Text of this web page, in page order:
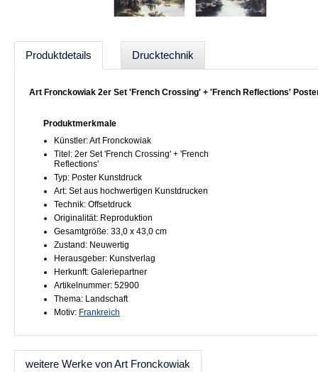
Produktdetails Drucktechnik
Art Fronckowiak 2er Set 'French Crossing' + 'French Reflections'
Produktmerkmale
Künstler: Art Fronckowiak
Titel: 2er Set 'French Crossing' + 'French
Reflections'
Typ: Poster Kunstdruck
Art: Set aus hochwertigen Kunstdrucken
Technik: Offsetdruck
Originalität: Reproduktion
Gesamtgröße: 33,0 x 43,0 cm
Zustand: Neuwertig
Herausgeber: Kunstverlag
Herkunft: Galeriepartner
Artikelnummer: 52900
Thema: Landschaft
Motiv: Frankreich
weitere Werke von Art Fronckowiak